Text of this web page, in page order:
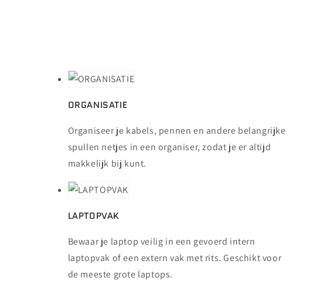
ORGANISATIE
Organiseer je kabels, pennen en andere belangrijke
spullen netjes in een organiser, zodat je er altijd
makkelijk bij kunt.
LAPTOPVAK
Bewaar je laptop veilig in een gevoerd intern
laptopvak of een extern vak met rits. Geschikt voor
de meeste grote laptops.